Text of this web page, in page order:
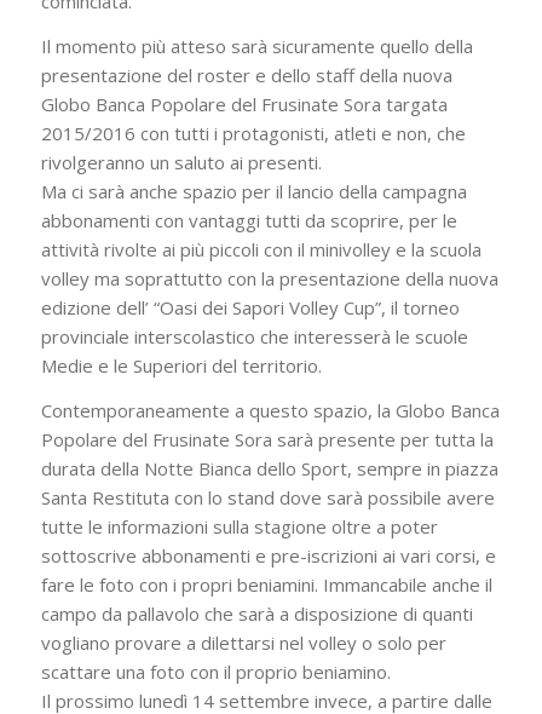
Il momento più atteso sarà sicuramente quello della
presentazione del roster e dello staff della nuova
Globo Banca Popolare del Frusinate Sora targata
2015/2016 con tutti i protagonisti, atleti e non, che
rivolgeranno un saluto ai presenti.
Ma ci sarà anche spazio per il lancio della campagna
abbonamenti con vantaggi tutti da scoprire, per le
attività rivolte ai più piccoli con il minivolley e la scuola
volley ma soprattutto con la presentazione della nuova
edizione dell’ “Oasi dei Sapori Volley Cup”, il torneo
provinciale interscolastico che interesserà le scuole
Medie e le Superiori del territorio.
Contemporaneamente a questo spazio, la Globo Banca
Popolare del Frusinate Sora sarà presente per tutta la
durata della Notte Bianca dello Sport, sempre in piazza
Santa Restituta con lo stand dove sarà possibile avere
tutte le informazioni sulla stagione oltre a poter
sottoscrive abbonamenti e pre-iscrizioni ai vari corsi, e
fare le foto con i propri beniamini. Immancabile anche il
campo da pallavolo che sarà a disposizione di quanti
vogliano provare a dilettarsi nel volley o solo per
scattare una foto con il proprio beniamino.
Il prossimo lunedì 14 settembre invece, a partire dalle